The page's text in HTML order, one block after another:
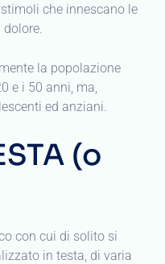
che innescano le
la popolazione
e i 50 anni, ma,
ed anziani.
(o
con cui di solito si
in testa, di varia